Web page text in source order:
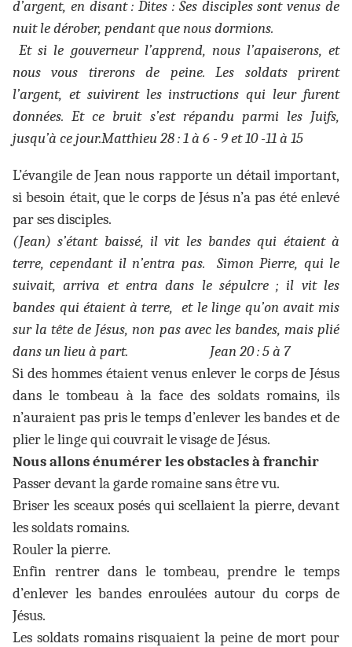
d’argent, en disant : Dites : Ses disciples sont venus de
nuit le dérober, pendant que nous dormions.
Et si le gouverneur l’apprend, nous l’apaiserons, et
nous vous tirerons de peine. Les soldats prirent
l’argent, et suivirent les instructions qui leur furent
données. Et ce bruit s’est répandu parmi les Juifs,
jusqu’à ce jour.Matthieu 28 : 1 à 6 - 9 et 10 -11 à 15
L’évangile de Jean nous rapporte un détail important,
si besoin était, que le corps de Jésus n’a pas été enlevé
par ses disciples.
(Jean) s’étant baissé, il vit les bandes qui étaient à
terre, cependant il n’entra pas. Simon Pierre, qui le
suivait, arriva et entra dans le sépulcre ; il vit les
bandes qui étaient à terre, et le linge qu’on avait mis
sur la tête de Jésus, non pas avec les bandes, mais plié
dans un lieu à part. Jean 20 : 5 à 7
Si des hommes étaient venus enlever le corps de Jésus
dans le tombeau à la face des soldats romains, ils
n’auraient pas pris le temps d’enlever les bandes et de
plier le linge qui couvrait le visage de Jésus.
Nous allons énumérer les obstacles à franchir
Passer devant la garde romaine sans être vu.
Briser les sceaux posés qui scellaient la pierre, devant
les soldats romains.
Rouler la pierre.
Enfin rentrer dans le tombeau, prendre le temps
d’enlever les bandes enroulées autour du corps de
Jésus.
Les soldats romains risquaient la peine de mort pour